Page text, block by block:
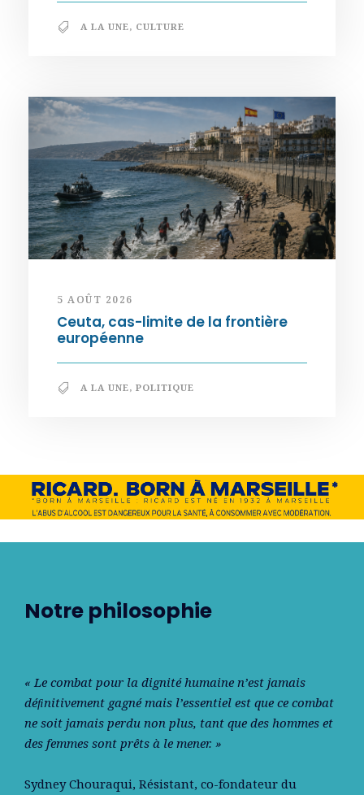
A LA UNE, CULTURE
5 AOÛT 2026
Ceuta, cas-limite de la frontière
européenne
A LA UNE, POLITIQUE
Notre philosophie
« Le combat pour la dignité humaine n’est jamais
déﬁnitivement gagné mais l’essentiel est que ce combat
ne soit jamais perdu non plus, tant que des hommes et
des femmes sont prêts à le mener. »
Sydney Chouraqui, Résistant, co-fondateur du